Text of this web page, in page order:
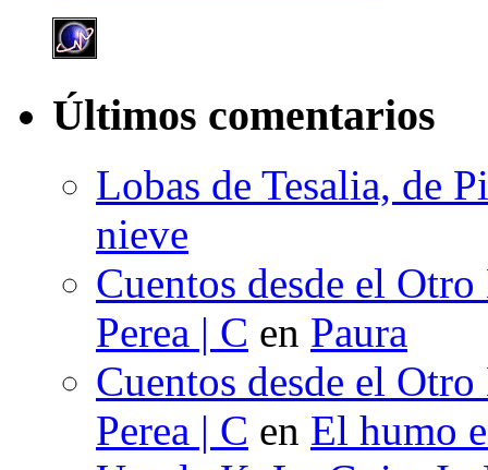
Últimos comentarios
Lobas de Tesalia, de
nieve
Cuentos desde el
Perea | C en Paura
Cuentos desde el
Perea | C en El humo